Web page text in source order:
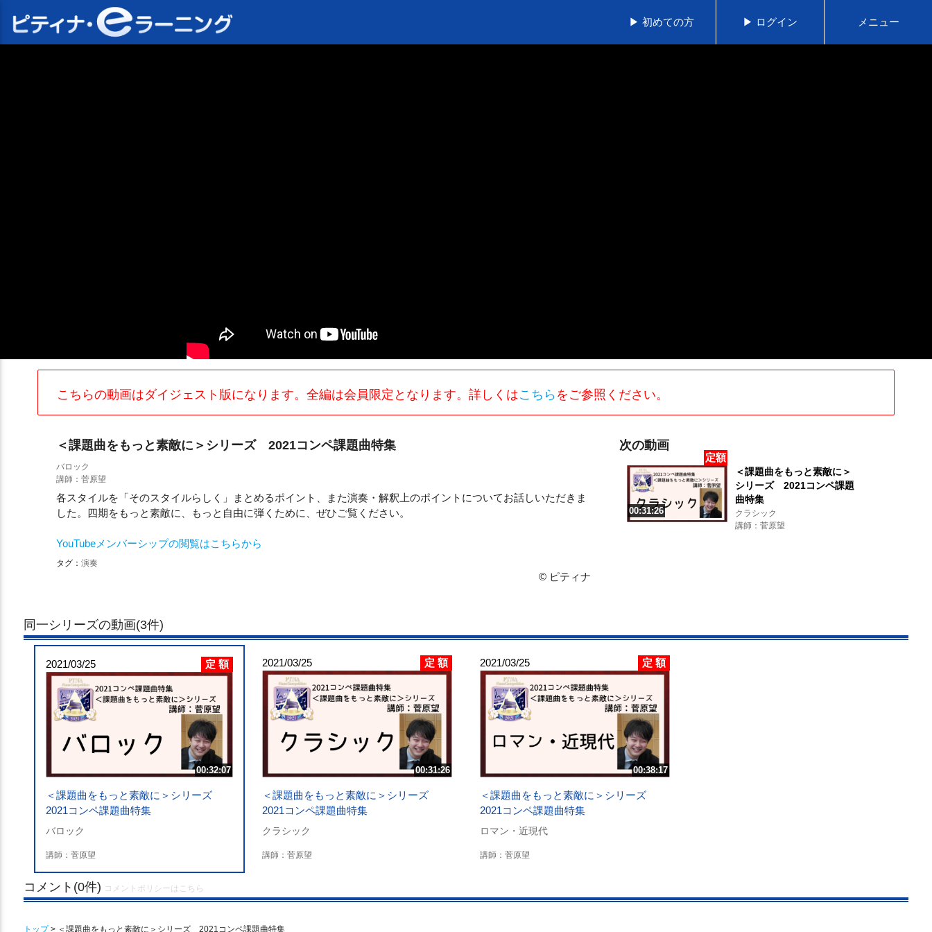
▶ 初めての方 ▶ ログイン メニュー
こちらの動画はダイジェスト版になります。全編は会員限定となります。詳しくはこちら をご参照ください。
＜課題曲をもっと素敵に＞シリーズ 2021コンペ課題曲特集
バロック
講師：菅原望
各スタイルを「そのスタイルらしく」まとめるポイント、また演奏・解釈上のポイントについてお話しいただきま
した。四期をもっと素敵に、もっと自由に弾くために、ぜひご覧ください。
YouTubeメンバーシップの閲覧はこちらから
タグ： 演奏
© ピティナ
次の動画
定額
00:31:26
＜課題曲をもっと素敵に＞
シリーズ 2021コンペ課題
曲特集
クラシック
講師：菅原望
同一シリーズの動画(3件)
2021/03/25 定 額
00:32:07
＜課題曲をもっと素敵に＞シリーズ
2021コンペ課題曲特集
バロック
講師：菅原望
2021/03/25 定 額
00:31:26
＜課題曲をもっと素敵に＞シリーズ
2021コンペ課題曲特集
クラシック
講師：菅原望
2021/03/25 定 額
00:38:17
＜課題曲をもっと素敵に＞シリーズ
2021コンペ課題曲特集
ロマン・近現代
講師：菅原望
コメント(0件) コメントポリシーはこちら
トップ> ＜課題曲をもっと素敵に＞シリーズ 2021コンペ課題曲特集